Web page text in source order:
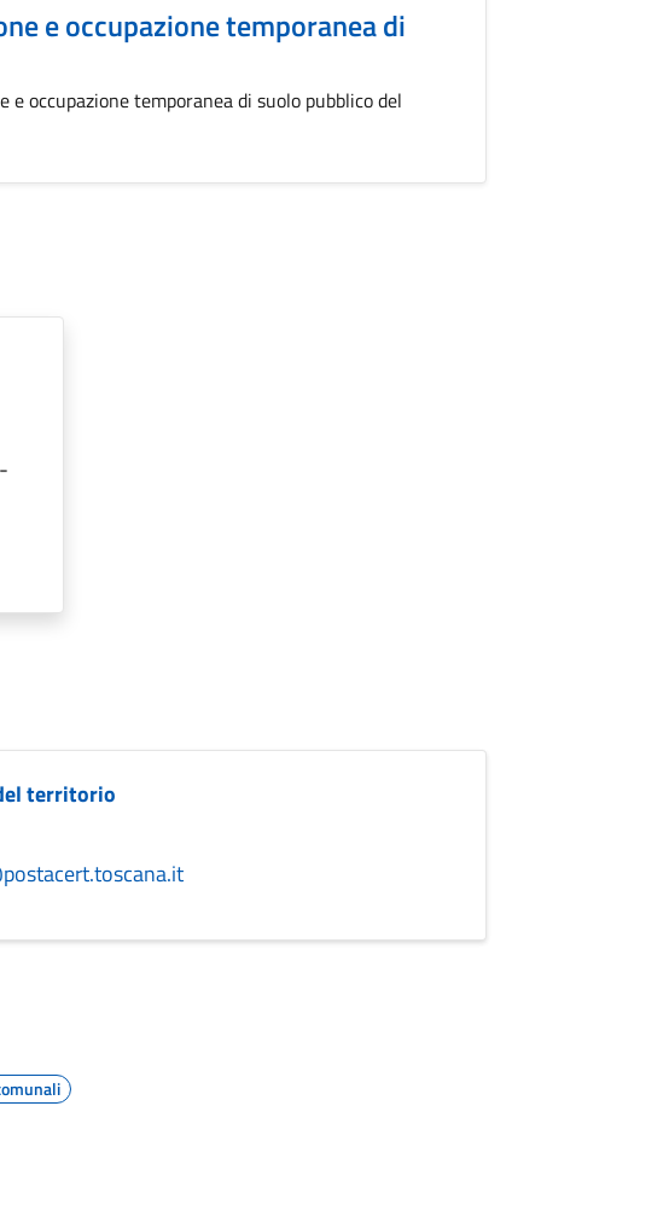
e occupazione temporanea di
occupazione temporanea di suolo pubblico del
territorio